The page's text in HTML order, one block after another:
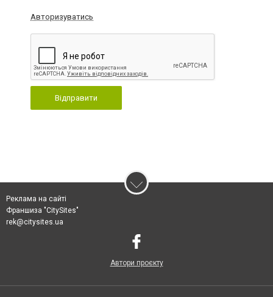
Авторизуватись
Відправити
Реклама на сайті
Франшиза "CitySites"
rek@citysites.ua
Автори проєкту